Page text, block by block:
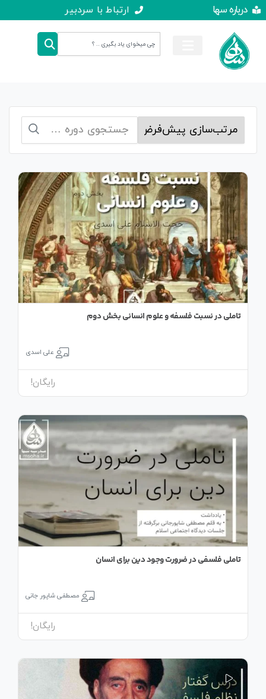
درباره سها ارتباط با سردبیر
تاملی در نسبت فلسفه و علوم انسانی بخش دوم
علی اسدی
رایگان!
تاملی فلسفی در ضرورت وجود دین برای انسان
مصطفی شاپور جانی
رایگان!